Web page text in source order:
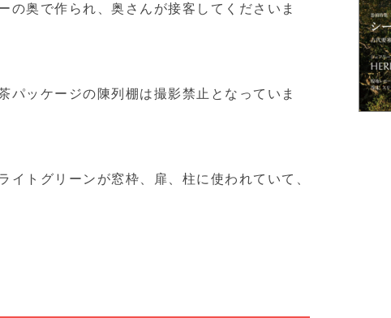
奥で作られ、奥さんが接客してくださいま
パッケージの陳列棚は撮影禁止となっていま
トグリーンが窓枠、扉、柱に使われていて、